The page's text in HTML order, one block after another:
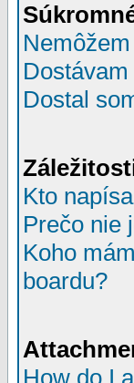
Dostal
Kto
Prečo nie
Koho
boardu?
How do I